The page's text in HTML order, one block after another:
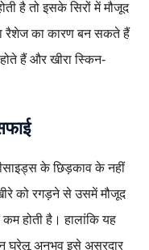
है तो इसके सिरों में मौजूद
रैशेज का कारण बन सकते हैं
हैं और खीरा स्किन-
के छिड़काव के नहीं
को रगड़ने से उसमें मौजूद
होती है। हालांकि यह
घरेलू अनुभव इसे असरदार